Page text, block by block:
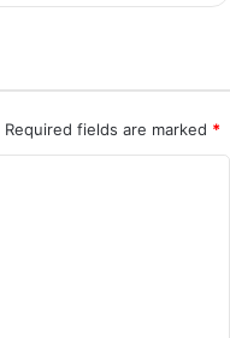
Required fields are marked *